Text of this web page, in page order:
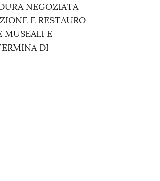
NEGOZIATA
E RESTAURO
MUSEALI E
DI